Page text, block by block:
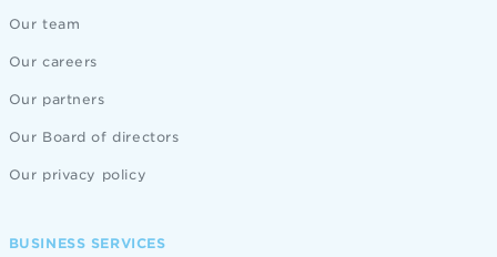
Our team
Our careers
Our partners
Our Board of directors
Our privacy policy
BUSINESS SERVICES